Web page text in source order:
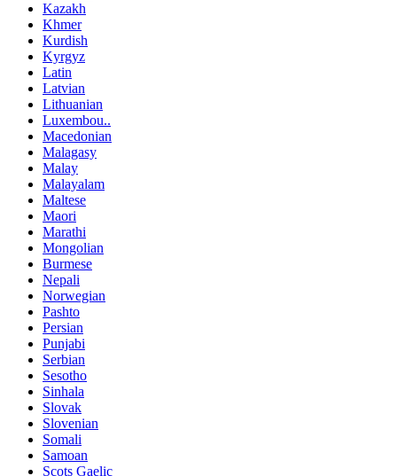
Kazakh
Khmer
Kurdish
Kyrgyz
Latin
Latvian
Lithuanian
Luxembou..
Macedonian
Malagasy
Malay
Malayalam
Maltese
Maori
Marathi
Mongolian
Burmese
Nepali
Norwegian
Pashto
Persian
Punjabi
Serbian
Sesotho
Sinhala
Slovak
Slovenian
Somali
Samoan
Scots Gaelic